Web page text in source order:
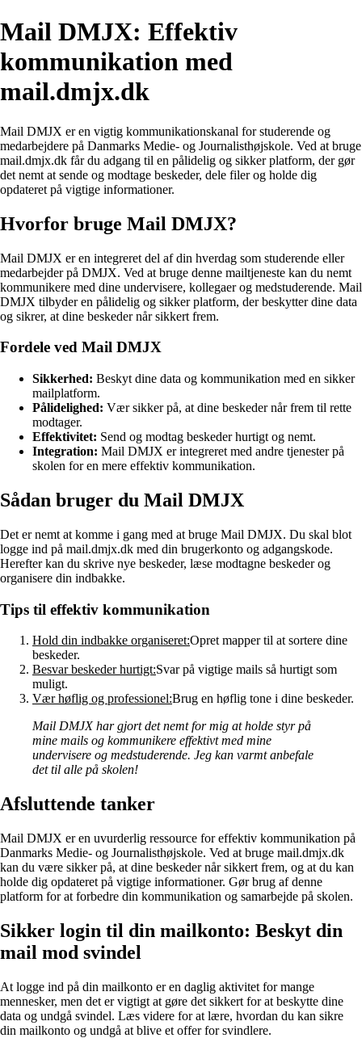
Mail DMJX: Effektiv
kommunikation med
mail.dmjx.dk
Mail DMJX er en vigtig kommunikationskanal for studerende og
medarbejdere på Danmarks Medie- og Journalisthøjskole. Ved at bruge
mail.dmjx.dk får du adgang til en pålidelig og sikker platform, der gør
det nemt at sende og modtage beskeder, dele filer og holde dig
opdateret på vigtige informationer.
Hvorfor bruge Mail DMJX?
Mail DMJX er en integreret del af din hverdag som studerende eller
medarbejder på DMJX. Ved at bruge denne mailtjeneste kan du nemt
kommunikere med dine undervisere, kollegaer og medstuderende. Mail
DMJX tilbyder en pålidelig og sikker platform, der beskytter dine data
og sikrer, at dine beskeder når sikkert frem.
Fordele ved Mail DMJX
Sikkerhed: Beskyt dine data og kommunikation med en sikker
mailplatform.
Pålidelighed: Vær sikker på, at dine beskeder når frem til rette
modtager.
Effektivitet: Send og modtag beskeder hurtigt og nemt.
Integration: Mail DMJX er integreret med andre tjenester på
skolen for en mere effektiv kommunikation.
Sådan bruger du Mail DMJX
Det er nemt at komme i gang med at bruge Mail DMJX. Du skal blot
logge ind på mail.dmjx.dk med din brugerkonto og adgangskode.
Herefter kan du skrive nye beskeder, læse modtagne beskeder og
organisere din indbakke.
Tips til effektiv kommunikation
Hold din indbakke organiseret:Opret mapper til at sortere dine
beskeder.
Besvar beskeder hurtigt:Svar på vigtige mails så hurtigt som
muligt.
Vær høflig og professionel:Brug en høflig tone i dine beskeder.
Mail DMJX har gjort det nemt for mig at holde styr på
mine mails og kommunikere effektivt med mine
undervisere og medstuderende. Jeg kan varmt anbefale
det til alle på skolen!
Afsluttende tanker
Mail DMJX er en uvurderlig ressource for effektiv kommunikation på
Danmarks Medie- og Journalisthøjskole. Ved at bruge mail.dmjx.dk
kan du være sikker på, at dine beskeder når sikkert frem, og at du kan
holde dig opdateret på vigtige informationer. Gør brug af denne
platform for at forbedre din kommunikation og samarbejde på skolen.
Sikker login til din mailkonto: Beskyt din
mail mod svindel
At logge ind på din mailkonto er en daglig aktivitet for mange
mennesker, men det er vigtigt at gøre det sikkert for at beskytte dine
data og undgå svindel. Læs videre for at lære, hvordan du kan sikre
din mailkonto og undgå at blive et offer for svindlere.